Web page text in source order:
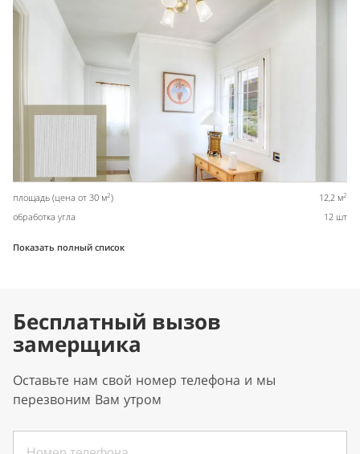
площадь (цена от 30 м2) 12,2 м2
обработка угла 12 шт
Показать полный список
Бесплатный вызов
замерщика
Оставьте нам свой номер телефона и мы
перезвоним Вам утром